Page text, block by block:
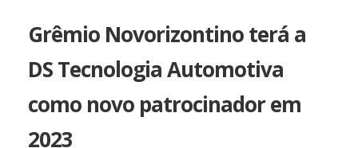
Grêmio Novorizontino terá a
DS Tecnologia Automotiva
como novo patrocinador em
2023